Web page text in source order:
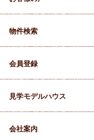
物件検索
会員登録
見学モデルハウス
会社案内